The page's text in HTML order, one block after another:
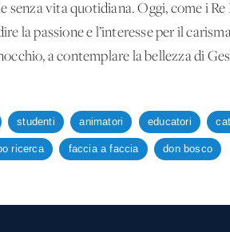
senza vita quotidiana. Oggi, come i
la passione e l’interesse per il
a contemplare la bellezza di
studenti animatori educatori
ricerca faccia a faccia don bosco